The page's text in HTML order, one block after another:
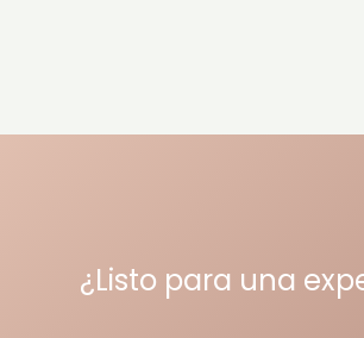
¿Listo para una